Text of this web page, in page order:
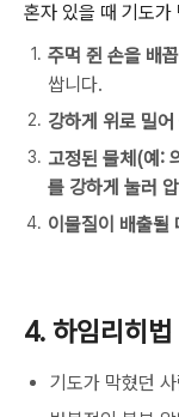
혼자 있을 때 기도가
주먹 쥔 손을 배
쌉니다.
강하게 위로 밀
고정된 물체(예:
를 강하게 눌러
이물질이 배출될
4. 하임리히
기도가 막혔던